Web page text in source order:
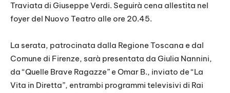
Traviata di Giuseppe Verdi. Seguirà cena allestita nel
foyer del Nuovo Teatro alle ore 20.45.
La serata, patrocinata dalla Regione Toscana e dal
Comune di Firenze, sarà presentata da Giulia Nannini,
da “Quelle Brave Ragazze” e Omar B., inviato de “La
Vita in Diretta”, entrambi programmi televisivi di Rai